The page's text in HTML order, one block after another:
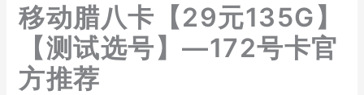
移动腊八卡【29元135G】
【测试选号】—172号卡官
方推荐